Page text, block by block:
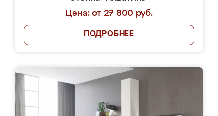
Цена: от 27 800 руб.
ПОДРОБНЕЕ